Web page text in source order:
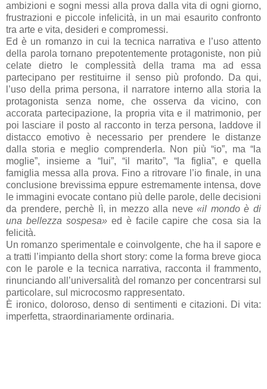
ambizioni e sogni messi alla prova dalla vita di ogni giorno,
frustrazioni e piccole infelicità, in un mai esaurito confronto
tra arte e vita, desideri e compromessi.
Ed è un romanzo in cui la tecnica narrativa e l’uso attento
della parola tornano prepotentemente protagoniste, non più
celate dietro le complessità della trama ma ad essa
partecipano per restituirne il senso più profondo. Da qui,
l’uso della prima persona, il narratore interno alla storia la
protagonista senza nome, che osserva da vicino, con
accorata partecipazione, la propria vita e il matrimonio, per
poi lasciare il posto al racconto in terza persona, laddove il
distacco emotivo è necessario per prendere le distanze
dalla storia e meglio comprenderla. Non più “io”, ma “la
moglie”, insieme a “lui”, “il marito”, “la figlia”, e quella
famiglia messa alla prova. Fino a ritrovare l’io finale, in una
conclusione brevissima eppure estremamente intensa, dove
le immagini evocate contano più delle parole, delle decisioni
da prendere, perchè lì, in mezzo alla neve«il mondo è di
una bellezza sospesa»ed è facile capire che cosa sia la
felicità.
Un romanzo sperimentale e coinvolgente, che ha il sapore e
a tratti l’impianto della short story: come la forma breve gioca
con le parole e la tecnica narrativa, racconta il frammento,
rinunciando all’universalità del romanzo per concentrarsi sul
particolare, sul microcosmo rappresentato.
È ironico, doloroso, denso di sentimenti e citazioni. Di vita:
imperfetta, straordinariamente ordinaria.